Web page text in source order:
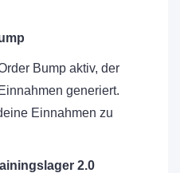
Bump aktiv, der
generiert.
Einnahmen zu
2.0